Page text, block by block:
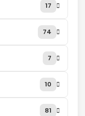
17
74
7
10
81